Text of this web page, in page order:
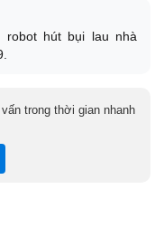
robot hút bụi lau nhà
trong thời gian nhanh